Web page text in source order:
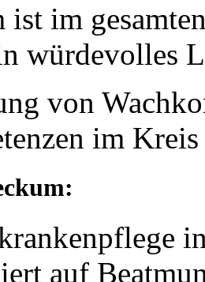
ist im
würdevolles
von
im
auf